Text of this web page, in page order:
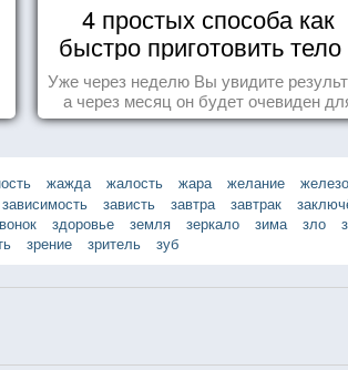
4 простых способа как
быстро приготовить тело
морю
Уже через неделю Вы увидите
а через месяц он будет очевиден
всех!
жажда жалость жара желание железо
зависимость зависть завтра завтрак
здоровье земля зеркало зима зло
зрение зритель зуб